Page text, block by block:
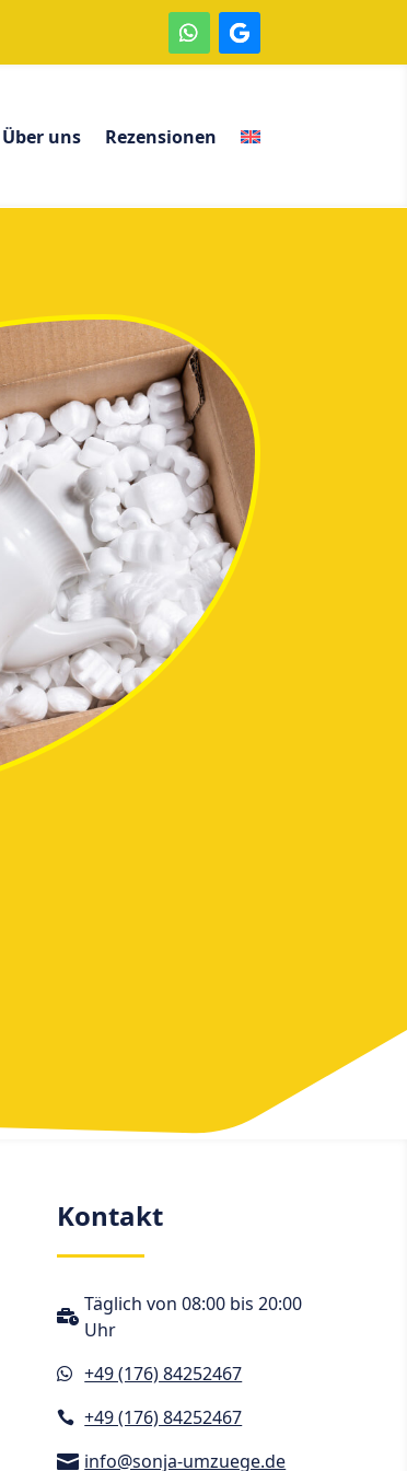
Über uns Rezensionen
Kontakt

Täglich von 08:00 bis 20:00
Uhr
 +49 (176) 84252467
 +49 (176) 84252467
 info@sonja-umzuege.de